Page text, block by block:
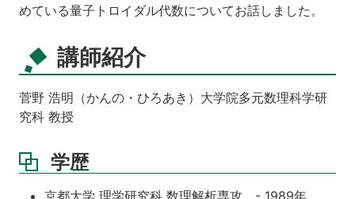
めている量子トロイダル代数についてお話しました。
講師紹介
菅野 浩明（かんの・ひろあき）大学院多元数理科学研
究科 教授
学歴
京都大学 理学研究科 数理解析専攻 - 1989年